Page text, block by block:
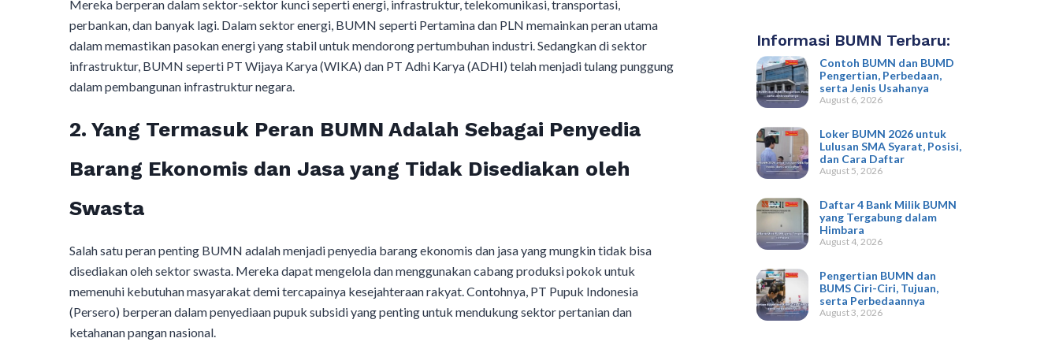
Mereka berperan dalam sektor-sektor kunci seperti energi, infrastruktur, telekomunikasi, transportasi,
perbankan, dan banyak lagi. Dalam sektor energi, BUMN seperti Pertamina dan PLN memainkan peran utama
dalam memastikan pasokan energi yang stabil untuk mendorong pertumbuhan industri. Sedangkan di sektor
infrastruktur, BUMN seperti PT Wijaya Karya (WIKA) dan PT Adhi Karya (ADHI) telah menjadi tulang punggung
dalam pembangunan infrastruktur negara.
2. Yang Termasuk Peran BUMN Adalah Sebagai Penyedia
Barang Ekonomis dan Jasa yang Tidak Disediakan oleh
Swasta
Salah satu peran penting BUMN adalah menjadi penyedia barang ekonomis dan jasa yang mungkin tidak bisa
disediakan oleh sektor swasta. Mereka dapat mengelola dan menggunakan cabang produksi pokok untuk
memenuhi kebutuhan masyarakat demi tercapainya kesejahteraan rakyat. Contohnya, PT Pupuk Indonesia
(Persero) berperan dalam penyediaan pupuk subsidi yang penting untuk mendukung sektor pertanian dan
ketahanan pangan nasional.
Informasi BUMN Terbaru:
Contoh BUMN dan BUMD
Pengertian, Perbedaan,
serta Jenis Usahanya
August 6, 2026
Loker BUMN 2026 untuk
Lulusan SMA Syarat, Posisi,
dan Cara Daftar
August 5, 2026
Daftar 4 Bank Milik BUMN
yang Tergabung dalam
Himbara
August 4, 2026
Pengertian BUMN dan
BUMS Ciri-Ciri, Tujuan,
serta Perbedaannya
August 3, 2026